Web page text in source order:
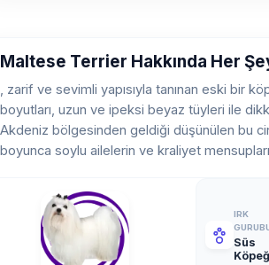
Maltese Terrier Hakkında Her
, zarif ve sevimli yapısıyla tanınan eski bir
boyutları, uzun ve ipeksi beyaz tüyleri ile
Akdeniz bölgesinden geldiği düşünülen bu
boyunca soylu ailelerin ve kraliyet
IRK
Süs